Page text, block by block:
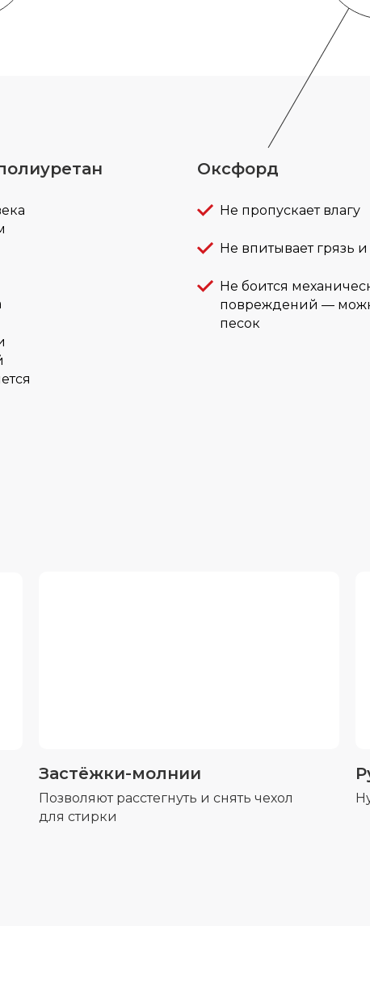
Оксфорд
Не пропускает влагу
Не впитывает грязь
Не боится
повреждений —
песок
Застёжки-молнии
Позволяют расстегнуть и снять чехол
для стирки